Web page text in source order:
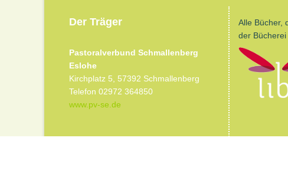
Der Träger
Pastoralverbund Schmallenberg
Eslohe
Kirchplatz 5, 57392 Schmallenberg
Telefon 02972 364850
www.pv-se.de
Alle Bücher,
der